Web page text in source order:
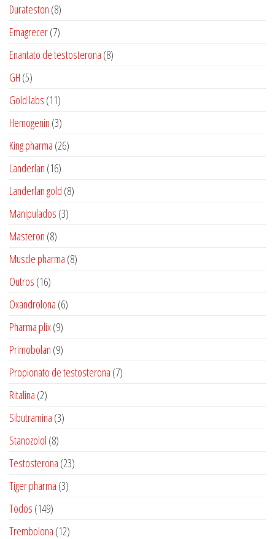
Durateston 88
produtos
Emagrecer 77
produtos
Enantato de testosterona 88
GH 55
produtos
Gold labs 1111
produtos
Hemogenin 33
produtos
King pharma 2626
Landerlan 1616
produtos
Landerlan gold 88
Manipulados 33
Masteron 88
produtos
Muscle pharma 88
Outros 1616
produtos
Oxandrolona 66
Pharma plix 99
produtos
Primobolan 99
produtos
Propionato de testosterona 77
Ritalina 22
produtos
Sibutramina 33
Stanozolol 88
produtos
Testosterona 2323
Tiger pharma 33
Todos 149149
produtos
Trembolona 1212